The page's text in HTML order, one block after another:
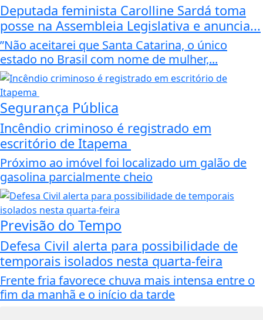
Deputada feminista Carolline Sardá toma
posse na Assembleia Legislativa e anuncia...
”Não aceitarei que Santa Catarina, o único
estado no Brasil com nome de mulher,...
Segurança Pública
Incêndio criminoso é registrado em
escritório de Itapema
Próximo ao imóvel foi localizado um galão de
gasolina parcialmente cheio
Previsão do Tempo
Defesa Civil alerta para possibilidade de
temporais isolados nesta quarta-feira
Frente fria favorece chuva mais intensa entre o
fim da manhã e o início da tarde